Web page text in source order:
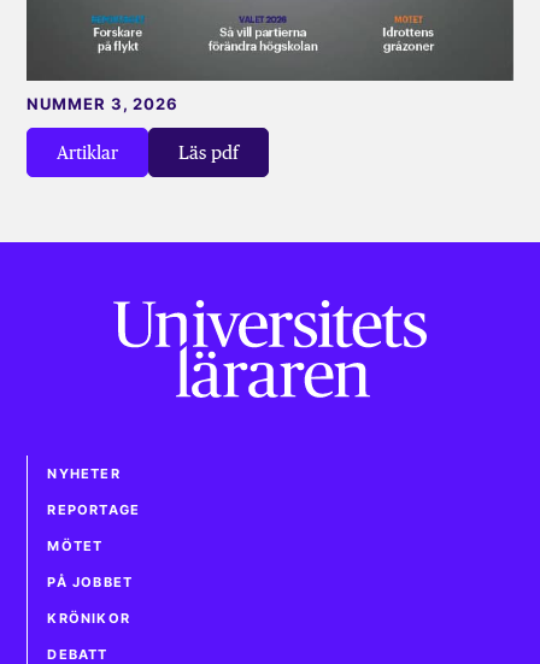
Artiklar Läs pdf
NUMMER 3, 2026
NYHETER
REPORTAGE
MÖTET
PÅ JOBBET
KRÖNIKOR
DEBATT